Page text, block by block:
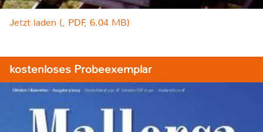
Jetzt laden (, PDF, 6.04 MB)
kostenloses Probeexemplar